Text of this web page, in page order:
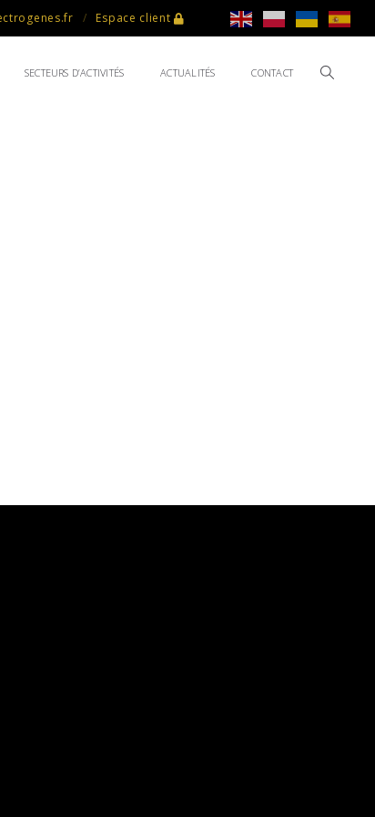
Espace client
SECTEURS D’ACTIVITÉS ACTUALITÉS CONTACT